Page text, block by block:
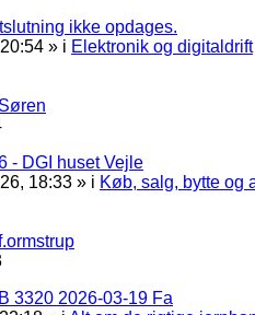
ikke opdages.
» i Elektronik og digitaldrift
Søren
- DGI huset Vejle
18:33 » i Køb, salg, bytte og
3320 2026-03-19 Fa